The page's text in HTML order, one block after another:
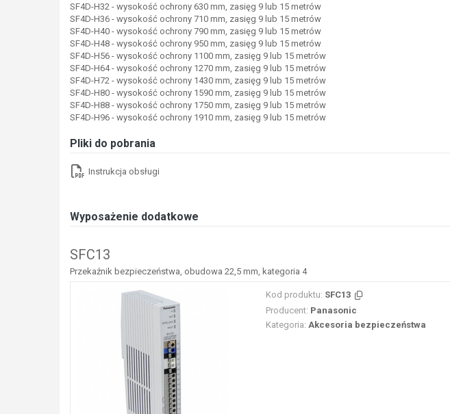
SF4D-H32 - wysokość ochrony 630 mm, zasięg 9 lub 15 metrów
SF4D-H36 - wysokość ochrony 710 mm, zasięg 9 lub 15 metrów
SF4D-H40 - wysokość ochrony 790 mm, zasięg 9 lub 15 metrów
SF4D-H48 - wysokość ochrony 950 mm, zasięg 9 lub 15 metrów
SF4D-H56 - wysokość ochrony 1100 mm, zasięg 9 lub 15 metrów
SF4D-H64 - wysokość ochrony 1270 mm, zasięg 9 lub 15 metrów
SF4D-H72 - wysokość ochrony 1430 mm, zasięg 9 lub 15 metrów
SF4D-H80 - wysokość ochrony 1590 mm, zasięg 9 lub 15 metrów
SF4D-H88 - wysokość ochrony 1750 mm, zasięg 9 lub 15 metrów
SF4D-H96 - wysokość ochrony 1910 mm, zasięg 9 lub 15 metrów
Pliki do pobrania
Instrukcja obsługi
Wyposażenie dodatkowe
SFC13
Przekaźnik bezpieczeństwa, obudowa 22,5 mm, kategoria 4
Kod produktu: SFC13
Producent: Panasonic
Kategoria: Akcesoria bezpieczeństwa